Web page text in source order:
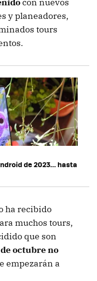
con nuevos
y planeadores,
tours
de 2023... hasta
ha recibido
muchos tours,
que son
octubre no
empezarán a